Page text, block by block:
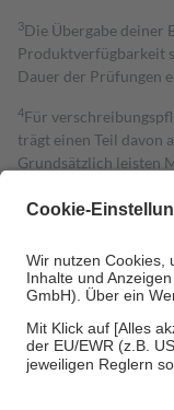
3Die Übergabe deiner
Produktverfügbarkeit
Dauer der Prüfungen
4Für
trägt einen Teil davon
Grundsätzlich leisten
Diese Regeln gelten
Um das Engagement
• Kindern und
• Untersuchungen
• empfohlenen
• Harn- und